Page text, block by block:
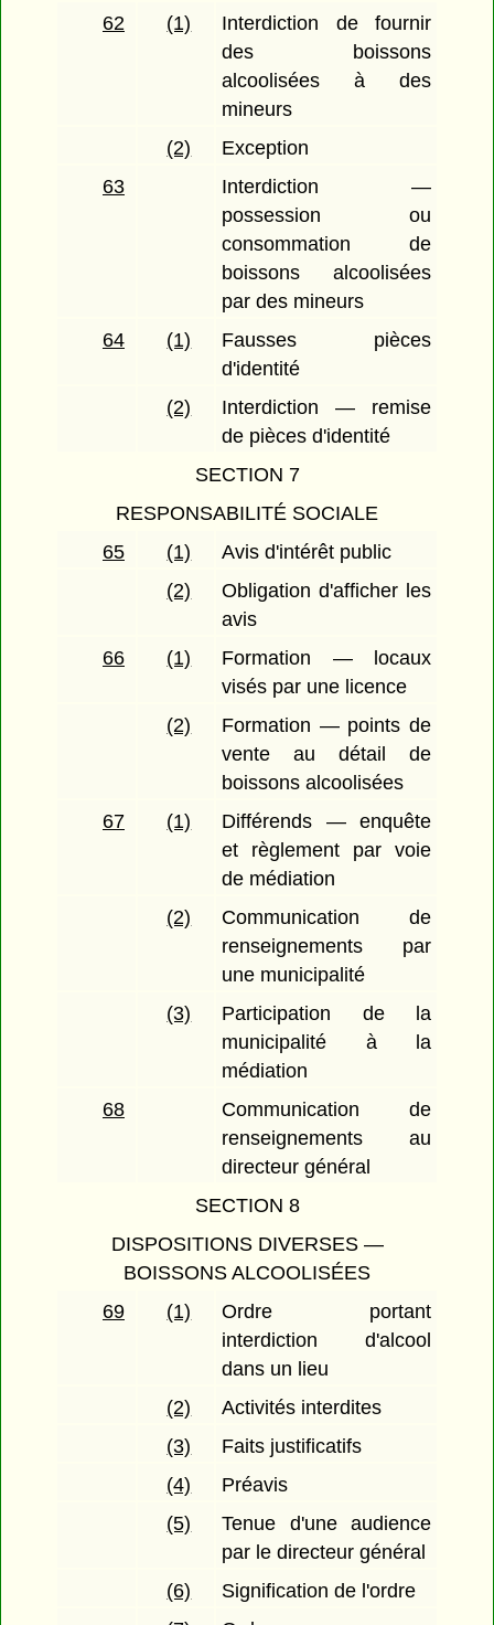
62
(1)
Interdiction de fournir
des boissons
alcoolisées à des
mineurs
(2)
Exception
63
Interdiction —
possession ou
consommation de
boissons alcoolisées
par des mineurs
64
(1)
Fausses pièces
d'identité
(2)
Interdiction — remise
de pièces d'identité
SECTION 7
RESPONSABILITÉ SOCIALE
65
(1)
Avis d'intérêt public
(2)
Obligation d'afficher les
avis
66
(1)
Formation — locaux
visés par une licence
(2)
Formation — points de
vente au détail de
boissons alcoolisées
67
(1)
Différends — enquête
et règlement par voie
de médiation
(2)
Communication de
renseignements par
une municipalité
(3)
Participation de la
municipalité à la
médiation
68
Communication de
renseignements au
directeur général
SECTION 8
DISPOSITIONS DIVERSES —
BOISSONS ALCOOLISÉES
69
(1)
Ordre portant
interdiction d'alcool
dans un lieu
(2)
Activités interdites
(3)
Faits justificatifs
(4)
Préavis
(5)
Tenue d'une audience
par le directeur général
(6)
Signification de l'ordre